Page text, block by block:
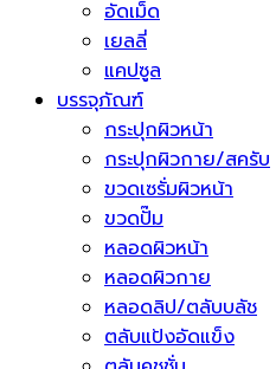
อัดเม็ด
เยลลี่
แคปซูล
บรรจุภัณฑ์
กระปุกผิวหน้า
กระปุกผิวกาย/สครับ
ขวดเซรั่มผิวหน้า
ขวดปั๊ม
หลอดผิวหน้า
หลอดผิวกาย
หลอดลิป/ตลับบลัช
ตลับแป้งอัดแข็ง